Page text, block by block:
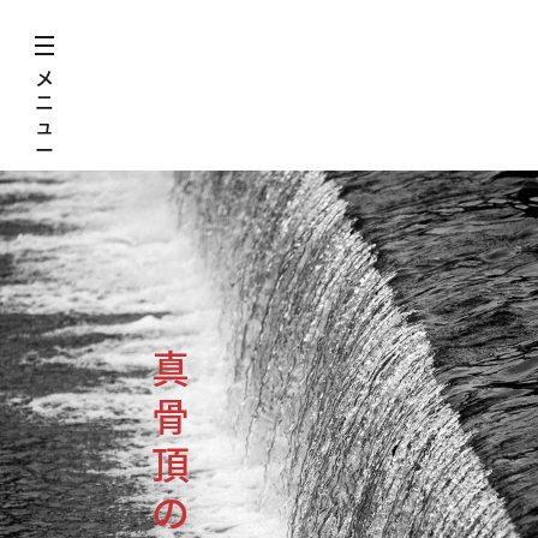
メ
ニ
ュ
ー
真
骨
頂
の